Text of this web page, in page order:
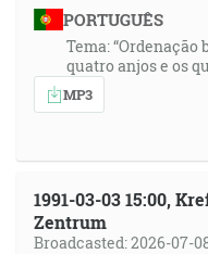
PORTUGUÊS
Tema: “Ordenação
quatro anjos e os
MP3
1991-03-03 15:00,
Zentrum
Broadcasted: 2026-07-